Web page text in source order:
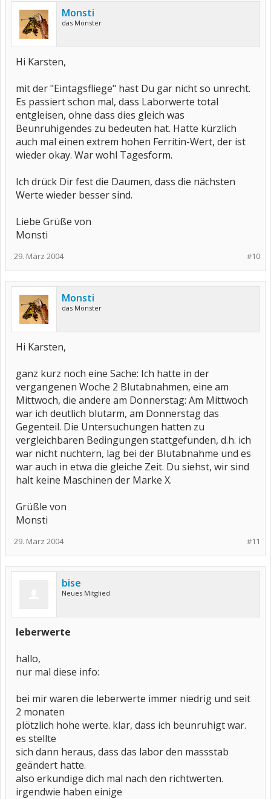
Monsti
das Monster
Hi Karsten,
mit der "Eintagsfliege" hast Du gar nicht so unrecht.
Es passiert schon mal, dass Laborwerte total
entgleisen, ohne dass dies gleich was
Beunruhigendes zu bedeuten hat. Hatte kürzlich
auch mal einen extrem hohen Ferritin-Wert, der ist
wieder okay. War wohl Tagesform.
Ich drück Dir fest die Daumen, dass die nächsten
Werte wieder besser sind.
Liebe Grüße von
Monsti
#10
29. März 2004
Monsti
das Monster
Hi Karsten,
ganz kurz noch eine Sache: Ich hatte in der
vergangenen Woche 2 Blutabnahmen, eine am
Mittwoch, die andere am Donnerstag: Am Mittwoch
war ich deutlich blutarm, am Donnerstag das
Gegenteil. Die Untersuchungen hatten zu
vergleichbaren Bedingungen stattgefunden, d.h. ich
war nicht nüchtern, lag bei der Blutabnahme und es
war auch in etwa die gleiche Zeit. Du siehst, wir sind
halt keine Maschinen der Marke X.
Grüßle von
Monsti
#11
29. März 2004
bise
Neues Mitglied
leberwerte
hallo,
nur mal diese info:
bei mir waren die leberwerte immer niedrig und seit
2 monaten
plötzlich hohe werte. klar, dass ich beunruhigt war.
es stellte
sich dann heraus, dass das labor den massstab
geändert hatte.
also erkundige dich mal nach den richtwerten.
irgendwie haben einige